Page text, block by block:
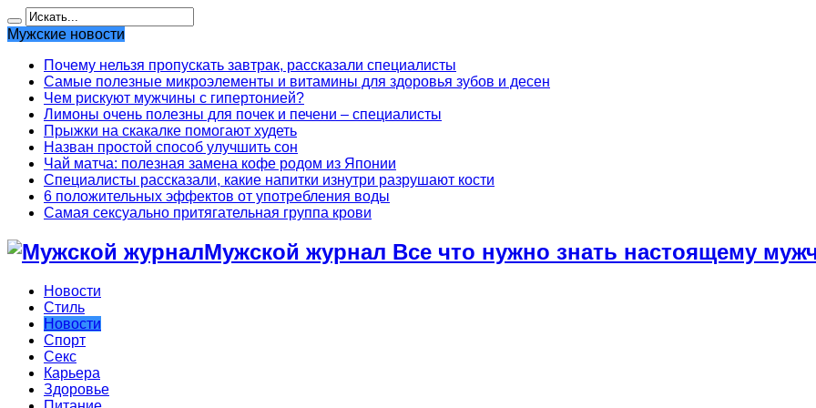
Мужские новости
Почему нельзя пропускать завтрак, рассказали специалисты
Самые полезные микроэлементы и витамины для здоровья зубов и десен
Чем рискуют мужчины с гипертонией?
Лимоны очень полезны для почек и печени – специалисты
Прыжки на скакалке помогают худеть
Назван простой способ улучшить сон
Чай матча: полезная замена кофе родом из Японии
Специалисты рассказали, какие напитки изнутри разрушают кости
6 положительных эффектов от употребления воды
Самая сексуально притягательная группа крови
Мужской журнал Все что нужно знать настоящему
Новости
Стиль
Новости
Спорт
Секс
Карьера
Здоровье